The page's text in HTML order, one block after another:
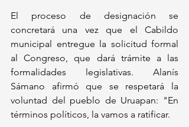
El proceso de designación se
concretará una vez que el Cabildo
municipal entregue la solicitud formal
al Congreso, que dará trámite a las
formalidades legislativas. Alanís
Sámano afirmó que se respetará la
voluntad del pueblo de Uruapan: "En
términos políticos, la vamos a ratificar.